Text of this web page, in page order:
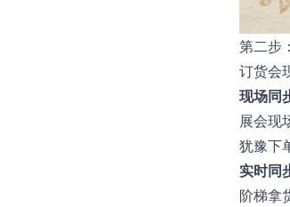
第二步
订货会
现场同
展会现
犹豫下
实时同
阶梯拿